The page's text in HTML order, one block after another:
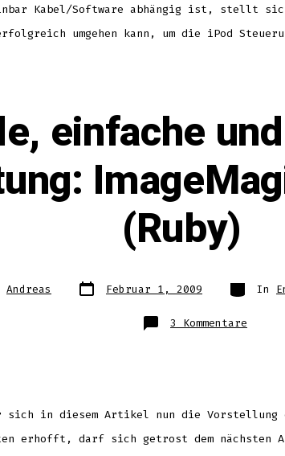
Kabel/Software abhängig ist, stellt
umgehen kann, um die iPod
einfache
(Ruby)
Andreas Datum
des Februar 1, 2009 In
3 Kommentare
(Ruby)
sich in diesem Artikel nun die Vorstellung
erhofft, darf sich getrost dem nächsten